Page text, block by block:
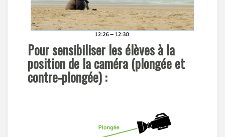
Pour sensibiliser les élèves à la
position de la caméra (plongée et
contre-plongée) :